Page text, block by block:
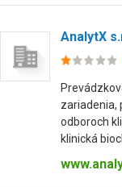
AnalytX
zariadenia,
odboroch
klinická